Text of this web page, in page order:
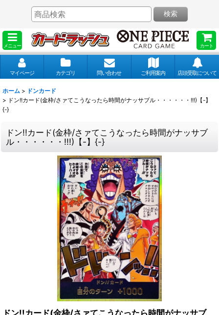
メニュー カート
検索
マイページ カテゴリ 問い合わせ ご利用案内 店頭受取について
ホーム > ドンカード
> ドン!!カード(金枠/さァてこうなったら時間がナッサブル・・・・・・!!!)【-】
{-}
ドン!!カード(金枠/さァてこうなったら時間がナッサブ
ル・・・・・・!!!)【-】{-}
ドン!!カード(金枠/さァてこうなったら時間がナッサブ